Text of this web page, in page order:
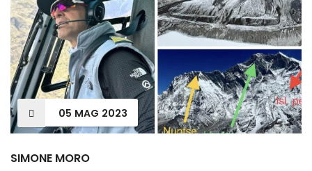
05 MAG 2023
SIMONE MORO